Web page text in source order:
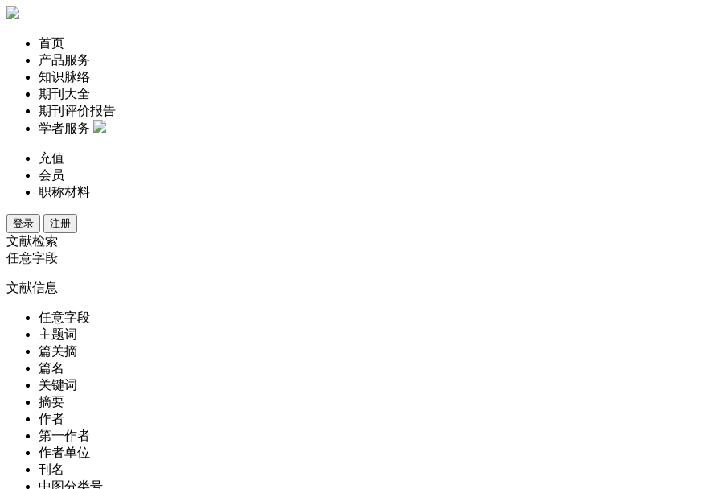
首页
产品服务
知识脉络
期刊大全
期刊评价报告
学者服务
充值
会员
职称材料
登录 注册
文献检索
任意字段
文献信息
任意字段
主题词
篇关摘
篇名
关键词
摘要
作者
第一作者
作者单位
刊名
中图分类号